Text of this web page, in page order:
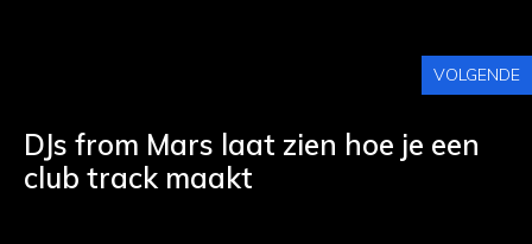
VOLGENDE
DJs from Mars laat zien hoe je een
club track maakt